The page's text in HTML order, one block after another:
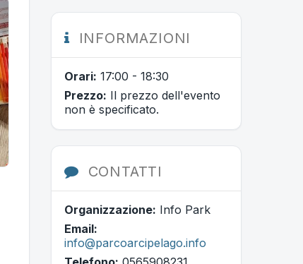
INFORMAZIONI
Orari: 17:00 - 18:30
Prezzo: Il prezzo dell'evento
non è specificato.
CONTATTI
Organizzazione: Info Park
Email:
info@parcoarcipelago.info